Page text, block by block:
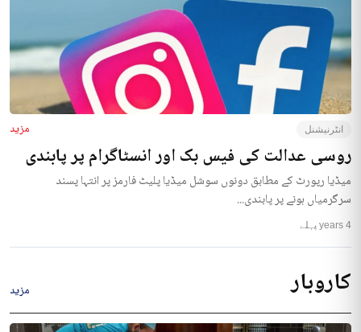
انٹرنیشنل مزید
روسی عدالت کی فیس بک اور انسٹاگرام پر پابندی
میڈیا رپورٹ کے مطابق دونوں سوشل میڈیا پلیٹ فارمز پر انتہا پسند
سرگرمیاں ہونے پر پابندی...
4 years پہلے
کاروبار مزید